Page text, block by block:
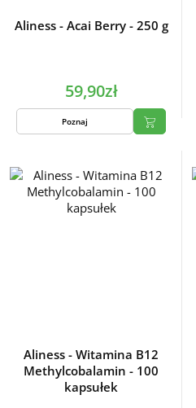
Aliness - Acai Berry - 250 g
59,90zł
Poznaj
Aliness - Witamina B12
Methylcobalamin - 100
kapsułek